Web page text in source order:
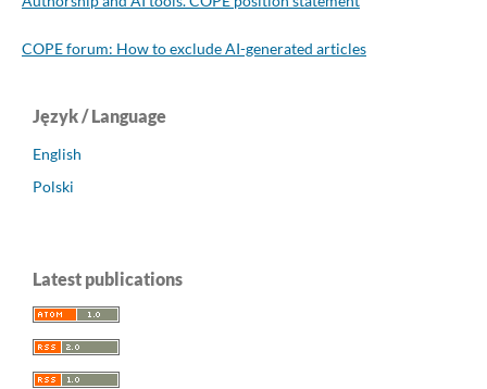
COPE forum: How to exclude AI-generated articles
Język / Language
English
Polski
Latest publications